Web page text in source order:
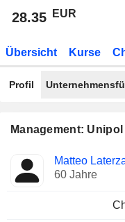
28.35 EUR
Übersicht Kurse
Profil
Management:
Manager
Besetzte
Positionen
Matteo
60 Jahre